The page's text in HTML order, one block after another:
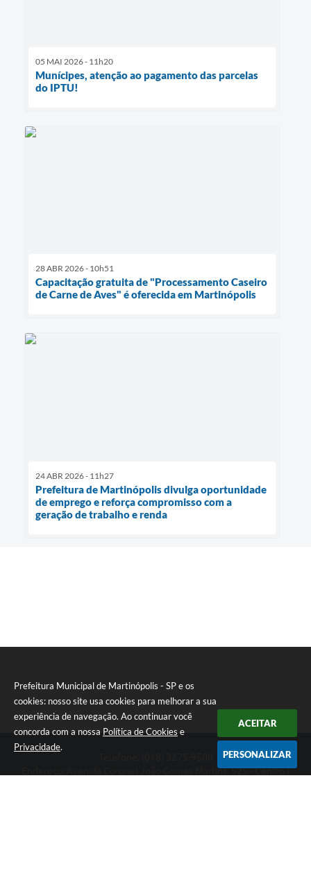
Prefeitura Municipal de Martinópolis - SP e os
cookies: nosso site usa cookies para melhorar a sua
experiência de navegação. Ao continuar você
concorda com a nossa Política de Cookies e
Privacidade.
ACEITAR
PERSONALIZAR
05 MAI 2026 - 11h20
Munícipes, atenção ao pagamento das parcelas
do IPTU!
28 ABR 2026 - 10h51
Capacitação gratuita de "Processamento Caseiro
de Carne de Aves" é oferecida em Martinópolis
24 ABR 2026 - 11h27
Prefeitura de Martinópolis divulga oportunidade
de emprego e reforça compromisso com a
geração de trabalho e renda
Endereço: Avenida Coronel João Gomes Martins, 525 - Centro |